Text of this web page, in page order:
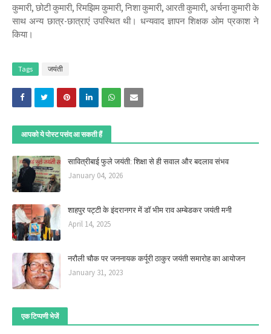
कुमारी, छोटी कुमारी, रिमझिम कुमारी, निशा कुमारी, आरती कुमारी, अर्चना कुमारी के
साथ अन्य छात्र-छात्राएं उपस्थित थी। धन्यवाद ज्ञापन शिक्षक ओम प्रकाश ने
किया।
Tags जयंती
आपको ये पोस्ट पसंद आ सकती हैं
सावित्रीबाई फुले जयंती: शिक्षा से ही सवाल और बदलाव संभव
January 04, 2026
शाहपुर पट्टी के इंदरानगर में डॉ भीम राव अम्बेडकर जयंती मनी
April 14, 2025
नरौली चौक पर जननायक कर्पूरी ठाकुर जयंती समारोह का आयोजन
January 31, 2023
एक टिप्पणी भेजें